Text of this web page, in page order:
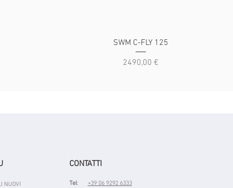
Vista rapida
SWM C-FLY 125
Prezzo
2490,00 €
NUOVI
CONTATTI
Tel: +39 06 9292 6333